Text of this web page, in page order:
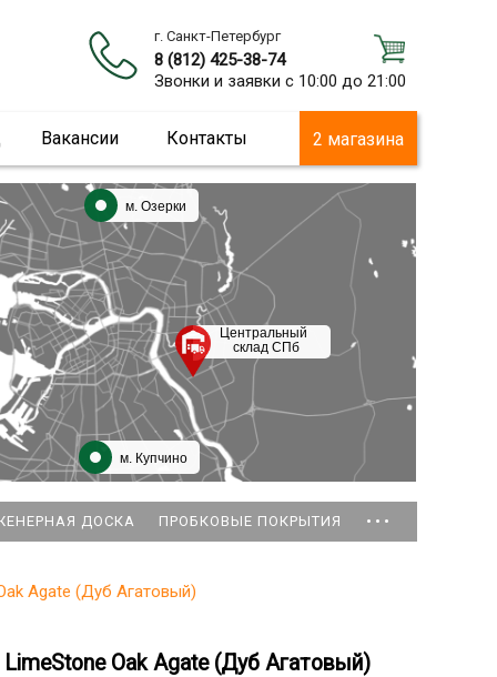
г. Санкт-Петербург
8 (812) 425-38-74
Звонки и заявки с 10:00 до 21:00
Вакансии Контакты 2 магазина
м. Озерки
м. Купчино
Центральный
склад СПб
ДОСКА ПРОБКОВЫЕ ПОКРЫТИЯ ...
Agate (Дуб Агатовый)
Oak Agate (Дуб Агатовый)